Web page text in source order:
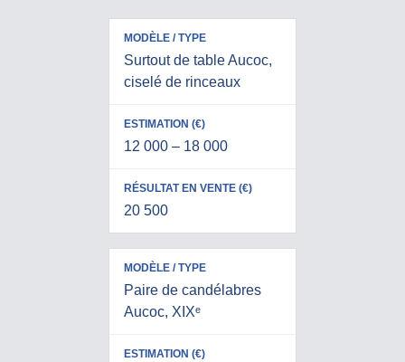
T
Y
P
E
O
N
(
)
R
É
S
L
T
T
N
E
N
T
Surtout de table Aucoc,
ciselé de rinceaux
12 000 – 18 000
20 500
Paire de candélabres
Aucoc, XIXᵉ